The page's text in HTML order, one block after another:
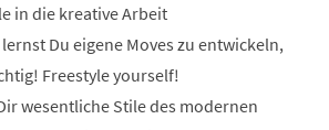
in die kreative Arbeit
Du eigene Moves zu entwickeln,
Freestyle yourself!
wesentliche Stile des modernen